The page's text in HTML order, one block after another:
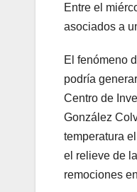
Entre el
asociados a
El fenómeno
podría
Centro de
González
temperatura
el relieve de
remociones